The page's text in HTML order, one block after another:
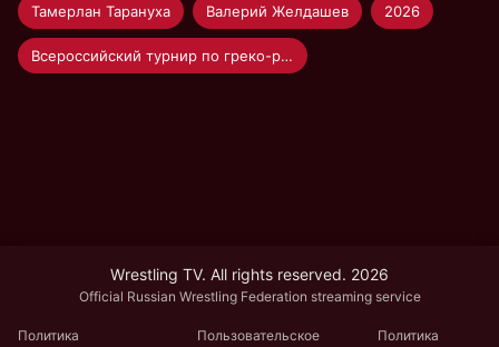
Тамерлан Тарануха Валерий Желдашев 2026
Всероссийский турнир по греко-римской борьбе "Единство"
Wrestling TV. All rights reserved. 2026
Official Russian Wrestling Federation streaming service
Политика
Пользовательское
Политика